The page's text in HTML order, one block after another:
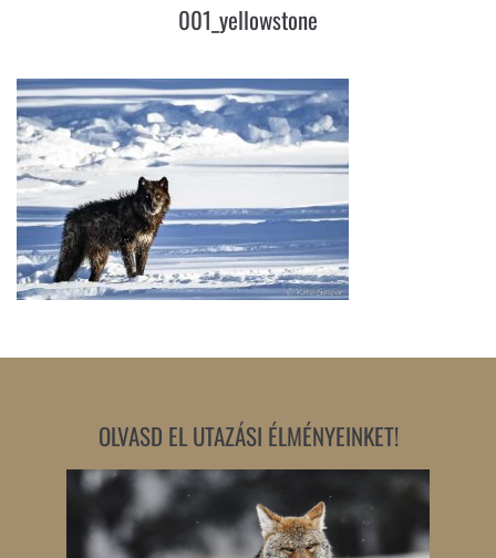
001_yellowstone
OLVASD EL UTAZÁSI ÉLMÉNYEINKET!